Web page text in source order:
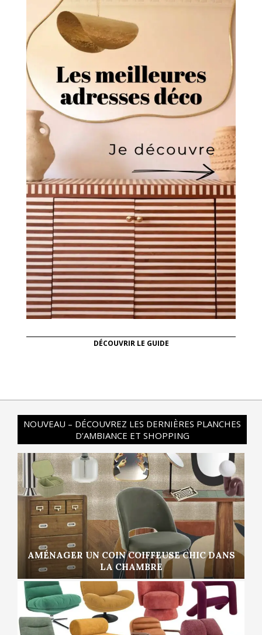
DÉCOUVRIR LE GUIDE
NOUVEAU – DÉCOUVREZ LES DERNIÈRES PLANCHES
D’AMBIANCE ET SHOPPING
AMÉNAGER UN COIN COIFFEUSE CHIC DANS
LA CHAMBRE